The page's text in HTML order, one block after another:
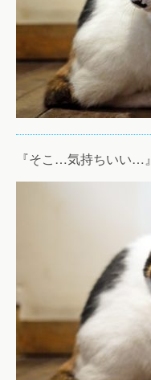
『そこ…気持ちいい…』